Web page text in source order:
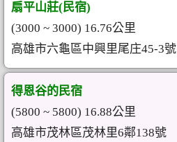
扇平山莊(民宿)
(3000 ~ 3000) 16.76公里
高雄市六龜區中興里尾庄45-3號
得恩谷的民宿
(5800 ~ 5800) 16.88公里
高雄市茂林區茂林里6鄰138號